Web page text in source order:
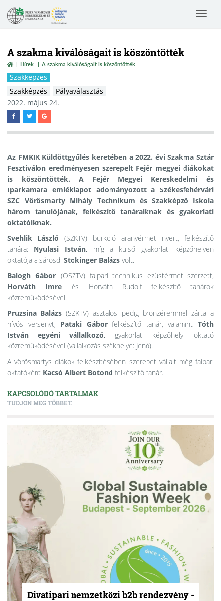
Toggle
A szakma kiválóságait is köszöntötték
Hírek A szakma kiválóságait is köszöntötték
Szakképzés
Szakképzés
Pályaválasztás
2022. május 24.
Az FMKIK Küldöttgyűlés keretében a 2022. évi Szakma Sztár
Fesztiválon eredményesen szerepelt Fejér megyei diákokat
is köszöntötték. A Fejér Megyei Kereskedelmi és
Iparkamara emléklapot adományozott a Székesfehérvári
SZC Vörösmarty Mihály Technikum és Szakképző Iskola
három tanulójának, felkészítő tanáraiknak és gyakorlati
oktatóiknak.
Svehlik László (SZKTV)
burkoló aranyérmet nyert, felkészítő
tanára: Nyulasi István, míg a külső gyakorlati képzőhelyen
oktatója a sárosdi Stokinger Balázs volt.
Balogh Gábor (OSZTV) faipari technikus ezüstérmet szerzett,
Horváth Imreés Horváth Rudolf felkészítő tanárok
közreműködésével.
Pruzsina Balázs(SZKTV) asztalos pedig bronzéremmel zárta a
nívós versenyt, Pataki Gáborfelkészítő tanár, valamintTóth
István egyéni vállalkozó, gyakorlati képzőhelyi oktató
közreműködésével (vállalkozás székhelye: Jenő).
A vörösmartys diákok felkészítésében szerepet vállalt még faipari
oktatóként Kacsó Albert Botond felkészítő tanár.
KAPCSOLÓDÓ TARTALMAK
TUDJON MEG TÖBBET.
Divatipari nemzetközi b2b rendezvény -